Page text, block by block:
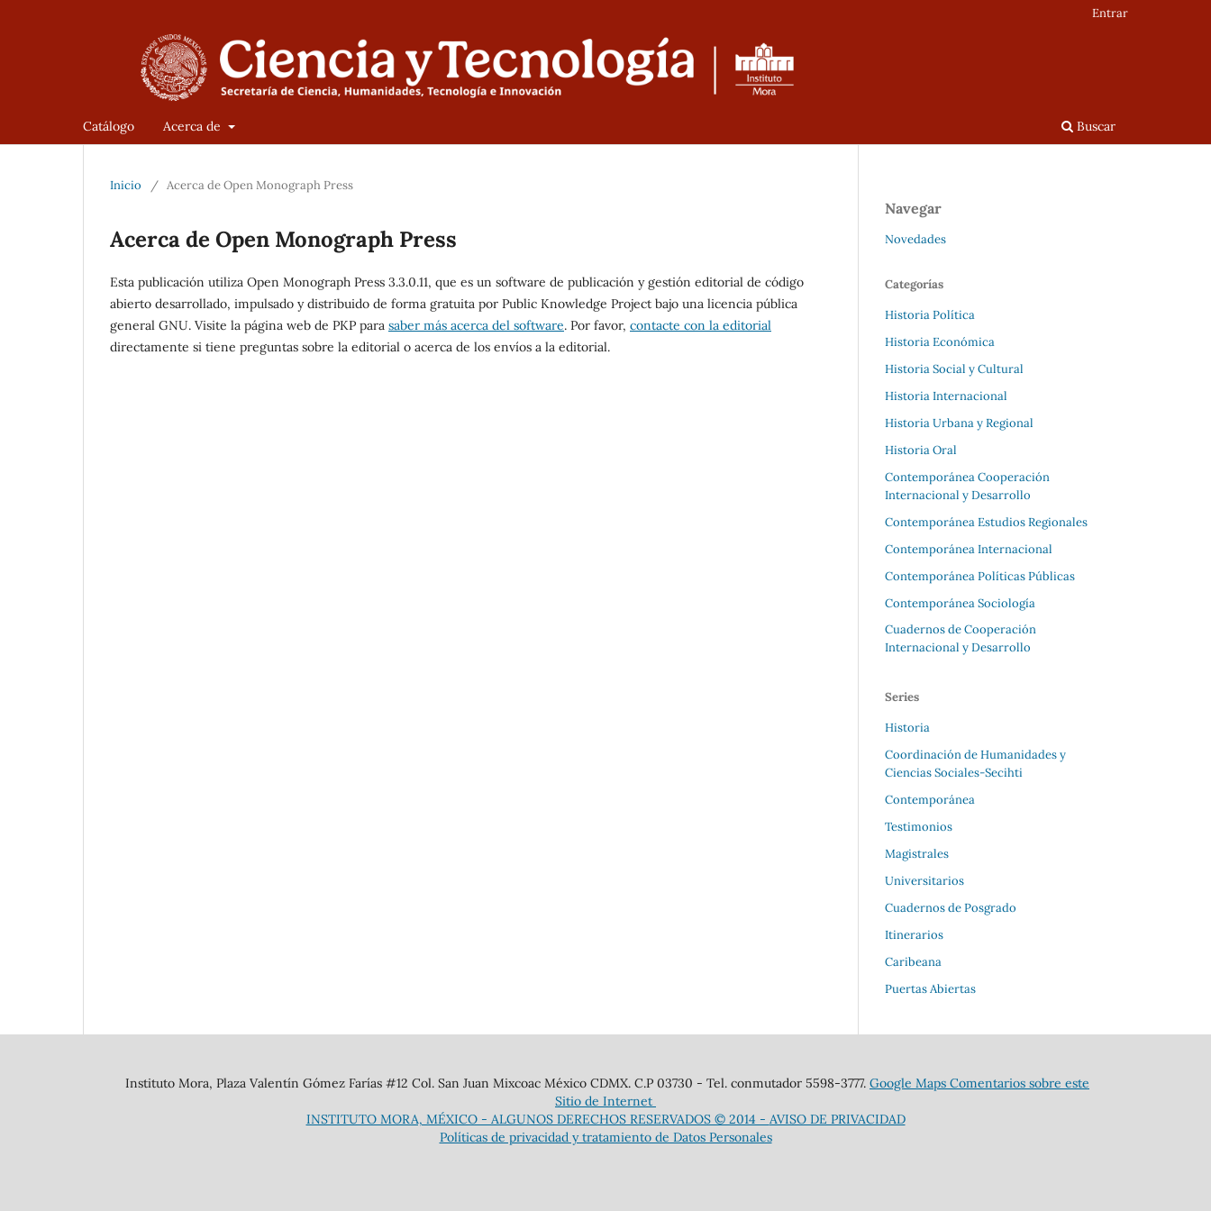
Catálogo Acerca de Buscar
Entrar
Inicio / Acerca de Open Monograph Press
Acerca de Open Monograph Press
Esta publicación utiliza Open Monograph Press 3.3.0.11, que es un software de publicación y gestión editorial de código
abierto desarrollado, impulsado y distribuido de forma gratuita por Public Knowledge Project bajo una licencia pública
general GNU. Visite la página web de PKP para saber más acerca del software. Por favor, contacte con la editorial
directamente si tiene preguntas sobre la editorial o acerca de los envíos a la editorial.
Navegar
Novedades
Categorías
Historia Política
Historia Económica
Historia Social y Cultural
Historia Internacional
Historia Urbana y Regional
Historia Oral
Contemporánea Cooperación
Internacional y Desarrollo
Contemporánea Estudios Regionales
Contemporánea Internacional
Contemporánea Políticas Públicas
Contemporánea Sociología
Cuadernos de Cooperación
Internacional y Desarrollo
Series
Historia
Coordinación de Humanidades y
Ciencias Sociales-Secihti
Contemporánea
Testimonios
Magistrales
Universitarios
Cuadernos de Posgrado
Itinerarios
Caribeana
Puertas Abiertas
Instituto Mora, Plaza Valentín Gómez Farías #12 Col. San Juan Mixcoac México CDMX. C.P 03730 - Tel. conmutador 5598-3777. Google Maps Comentarios sobre este
Sitio de Internet
INSTITUTO MORA, MÉXICO - ALGUNOS DERECHOS RESERVADOS © 2014 - AVISO DE PRIVACIDAD
Políticas de privacidad y tratamiento de Datos Personales